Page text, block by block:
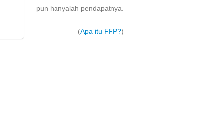
pun hanyalah pendapatnya.
(Apa itu FFP?)